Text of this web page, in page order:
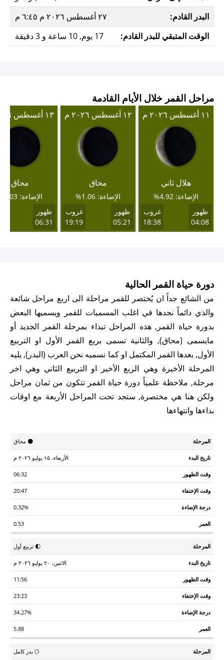
البدر القادم:
٢٧ أغسطس ٢٠٢٦ م ٦:٤٥ م
الوقت المتبقي للبدر القادم:
17 يوم, 10 ساعة و 3 دقيقة
مراحل القمر خلال الأيام القادمة
١١ أغسطس ٢٠٢٦ م
هلال ثاني
الإضاءة: 4.92%
ظهور
04:08
غروب
18:38
١٢ أغسطس ٢٠٢٦ م
محاق
الإضاءة: 1.06%
ظهور
05:21
غروب
19:19
١٣ أغسطس ٢٠٢٦ م
محاق
الإضاءة: 0.03%
ظهور
06:31
دورة حياة القمر الحالية
من الشائع جداً ان يُختصر للقمر مراحلة الى اربع مراحل شائعة
والذي دائماً نجدها في اغلب المسميات للقمر ويسميها البعض
بدورة حياة القمر, هذه المراحل تبداء بمرحلة القمر الجديد أو
مايسمى (محاق), والثانية تسمى بربع القمر الأول او التربيع
الأول, بعدها القمر المكتمل او كما نسميه نحن العرب (البدر), يليه
المرحلة الأخيرة وهي الربع الأخير او التربيع الثاني وهي اخر
مرحلة, ملاحظة علمياً دورة حياة القمر تتكون من ثمان مراحل
ولكن هنا هي مختصرة, ستجد تحت المراحل الأربعة مع اوقات
بداءها وانتهاءها
🌑 محاق
الأربعاء، ١٥ يوليو ٢٠٢٦ م
06:32
20:47
0.32%
0.53
🌓 تربيع أول
الاثنين، ٢٠ يوليو ٢٠٢٦ م
11:56
23:23
34.27%
5.88
🌕 بدر كامل